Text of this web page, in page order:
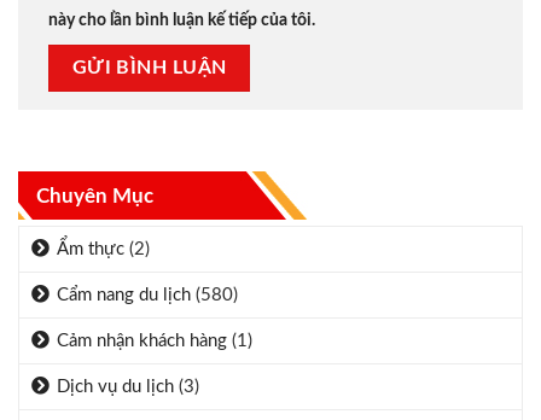
Chuyên Mục
Ẩm thực (2)
Cẩm nang du lịch (580)
Cảm nhận khách hàng (1)
Dịch vụ du lịch (3)
này cho lần bình luận kế tiếp của tôi.